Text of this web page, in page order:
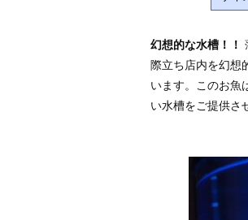
幻想的な水槽！！
際立ち店内を幻想
います。このお魚
い水槽をご提供さ